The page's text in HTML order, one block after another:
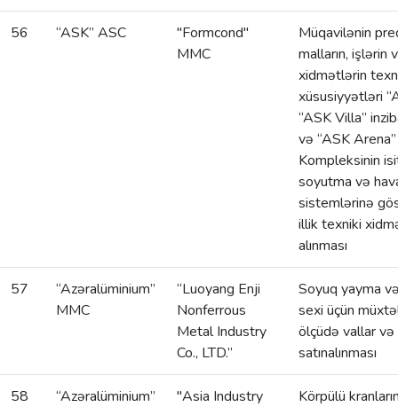
56 “ASK” ASC
"Formcond"
MMC
Müqavilənin
malların, işlərin
xidmətlərin
xüsusiyyətləri
“ASK Villa”
və “ASK
Kompleksinin
soyutma və
sistemlərinə
illik texniki
alınması
57
“Azəralüminium”
MMC
“Luoyang Enji
Nonferrous
Metal Industry
Co., LTD.”
Soyuq yayma
sexi üçün
ölçüdə vallar
satınalınması
58
“Azəralüminium”
"Asia Industry
Körpülü